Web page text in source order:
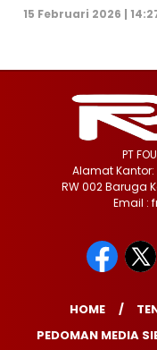
15 Februari 2026 |
PT
Alamat Kantor:
RW 002 Baruga
Email :
HOME
PEDOMAN MEDIA